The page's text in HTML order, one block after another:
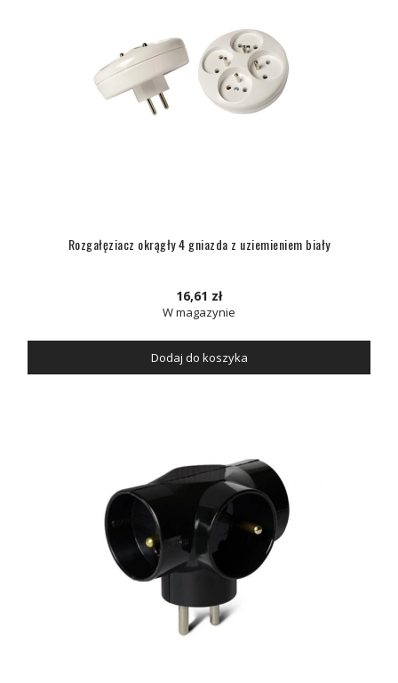
Rozgałęziacz okrągły 4 gniazda z uziemieniem biały
16,61 zł
W magazynie
Dodaj do koszyka